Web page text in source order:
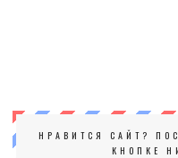
НРАВИТСЯ САЙТ?
КНОПКЕ